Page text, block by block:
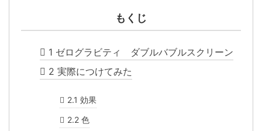
もくじ
1 ゼログラビティ ダブルバブルスクリーン
2 実際につけてみた
2.1 効果
2.2 色